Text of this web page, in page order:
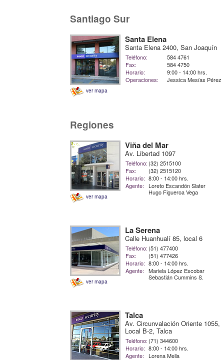
Santiago Sur
ver mapa
Santa Elena
Santa Elena 2400, San Joaquín
Teléfono:
584 4761
Fax:
584 4750
Horario:
9:00 - 14:00 hrs.
Operaciones:
Jessica Mesías Pérez
Regiones
ver mapa
Viña del Mar
Av. Libertad 1097
Teléfono: (32) 2515100
Fax:
(32) 2515120
Horario: 8:00 - 14:00 hrs.
Agente:
Loreto Escandón Slater
Hugo Figueroa Vega
ver mapa
La Serena
Calle Huanhualí 85, local 6
Teléfono: (51) 477400
Fax:
(51) 477426
Horario: 8:00 - 14:00 hrs.
Agente:
Mariela López Escobar
Sebastián Cummins S.
Talca
Av. Circunvalación Oriente 1055,
Local B-2, Talca
Teléfono: (71) 344600
Horario: 8:00 - 14:00 hrs.
Agente:
Lorena Mella